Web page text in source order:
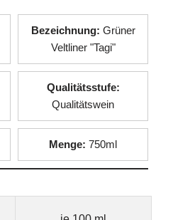
Bezeichnung: Grüner
Veltliner "Tagi"
Qualitätsstufe:
Qualitätswein
Menge: 750ml